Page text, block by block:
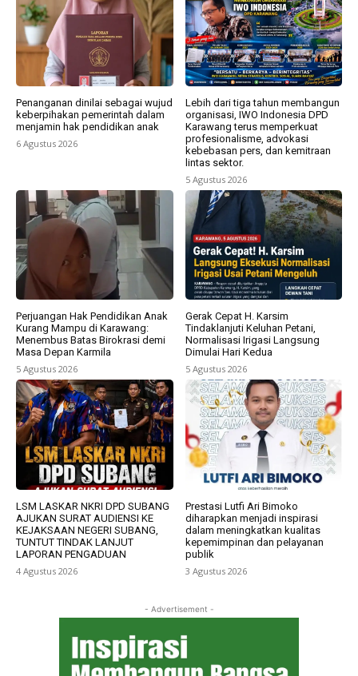
Penanganan dinilai sebagai wujud
keberpihakan pemerintah dalam
menjamin hak pendidikan anak
6 Agustus 2026
Lebih dari tiga tahun membangun
organisasi, IWO Indonesia DPD
Karawang terus memperkuat
profesionalisme, advokasi
kebebasan pers, dan kemitraan
lintas sektor.
5 Agustus 2026
Perjuangan Hak Pendidikan Anak
Kurang Mampu di Karawang:
Menembus Batas Birokrasi demi
Masa Depan Karmila
5 Agustus 2026
Gerak Cepat H. Karsim
Tindaklanjuti Keluhan Petani,
Normalisasi Irigasi Langsung
Dimulai Hari Kedua
5 Agustus 2026
LSM LASKAR NKRI DPD SUBANG
AJUKAN SURAT AUDIENSI KE
KEJAKSAAN NEGERI SUBANG,
TUNTUT TINDAK LANJUT
LAPORAN PENGADUAN
4 Agustus 2026
Prestasi Lutfi Ari Bimoko
diharapkan menjadi inspirasi
dalam meningkatkan kualitas
kepemimpinan dan pelayanan
publik
3 Agustus 2026
- Advertisement -